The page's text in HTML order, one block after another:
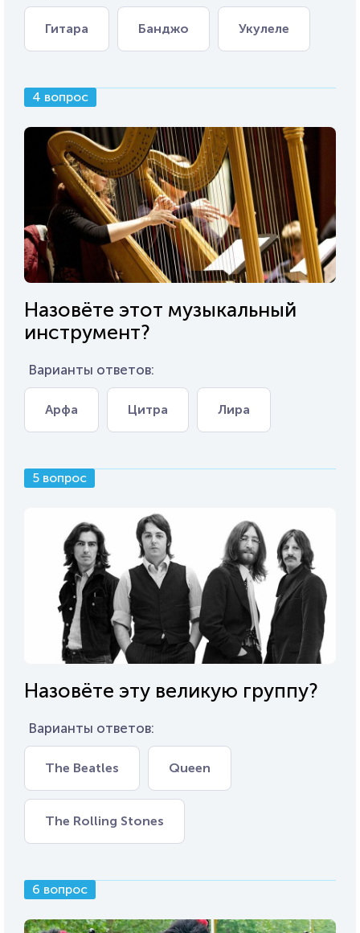
Гитара Банджо Укулеле
4 вопрос
Назовёте этот музыкальный
инструмент?
Варианты ответов:
Арфа Цитра Лира
5 вопрос
Назовёте эту великую группу?
Варианты ответов:
The Beatles Queen
The Rolling Stones
6 вопрос